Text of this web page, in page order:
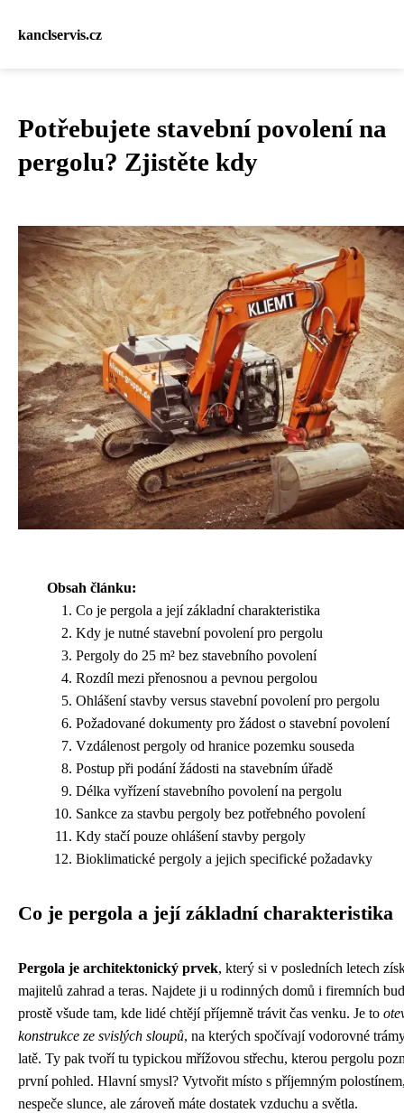
kanclservis.cz
Potřebujete stavební povolení na
pergolu? Zjistěte kdy
Obsah článku:
Co je pergola a její základní charakteristika
Kdy je nutné stavební povolení pro pergolu
Pergoly do 25 m² bez stavebního povolení
Rozdíl mezi přenosnou a pevnou pergolou
Ohlášení stavby versus stavební povolení pro pergolu
Požadované dokumenty pro žádost o stavební povolení
Vzdálenost pergoly od hranice pozemku souseda
Postup při podání žádosti na stavebním úřadě
Délka vyřízení stavebního povolení na pergolu
Sankce za stavbu pergoly bez potřebného povolení
Kdy stačí pouze ohlášení stavby pergoly
Bioklimatické pergoly a jejich specifické požadavky
Co je pergola a její základní charakteristika
Pergola je architektonický prvek, který si v posledních letech
majitelů zahrad a teras. Najdete ji u rodinných domů i firemních
prostě všude tam, kde lidé chtějí příjemně trávit čas venku. Je to
konstrukce ze svislých sloupů, na kterých spočívají vodorovné
latě. Ty pak tvoří tu typickou mřížovou střechu, kterou pergolu
první pohled. Hlavní smysl? Vytvořit místo s příjemným
nespeče slunce, ale zároveň máte dostatek vzduchu a světla.